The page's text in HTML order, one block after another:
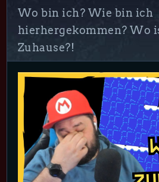
Wo bin ich? Wie bin ich
hierhergekommen? Wo
Zuhause?!